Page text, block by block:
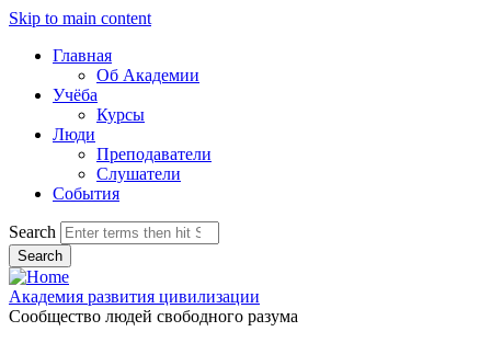
Skip to main content
Главная
Об Академии
Учёба
Курсы
Люди
Преподаватели
Слушатели
События
Search
Академия развития цивилизации
Сообщество людей свободного разума